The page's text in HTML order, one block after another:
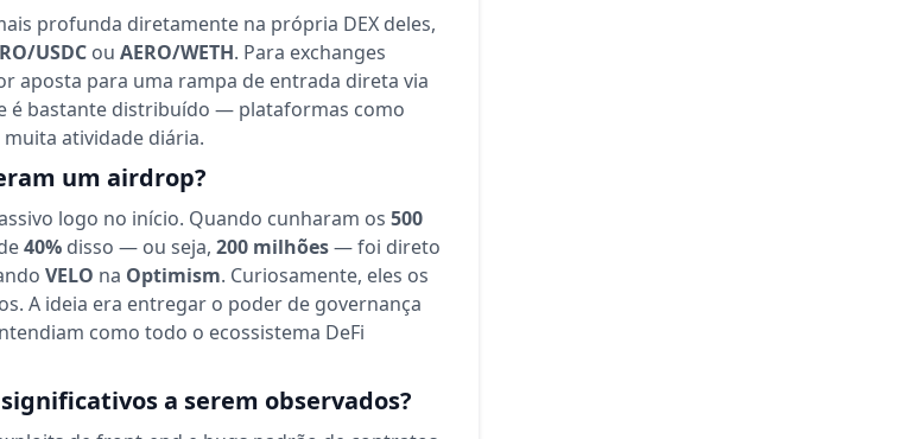
profunda diretamente na própria DEX deles,
USDC ou AERO/WETH. Para exchanges
aposta para uma rampa de entrada direta via
é bastante distribuído — plataformas como
atividade diária.
um airdrop?
logo no início. Quando cunharam os 500
40% disso — ou seja, 200 milhões— foi direto
VELO na Optimism. Curiosamente, eles os
A ideia era entregar o poder de governança
como todo o ecossistema DeFi
a serem observados?